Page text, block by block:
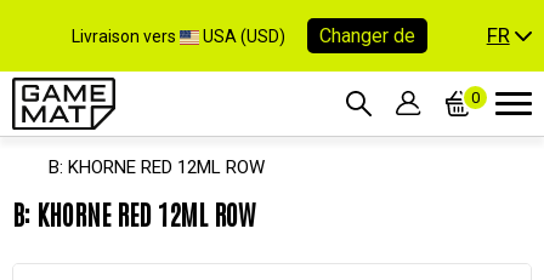
Livraison vers USA (USD) Changer de FR
0
B: KHORNE RED 12ML ROW
B: KHORNE RED 12ML ROW